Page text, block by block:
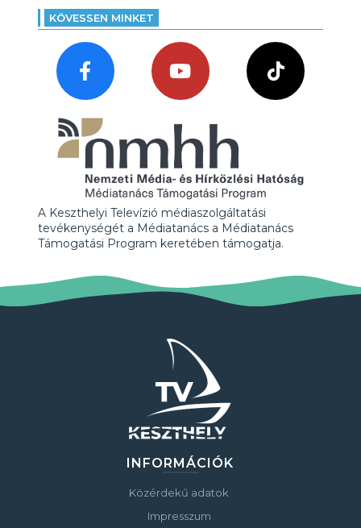
KÖVESSEN MINKET
A Keszthelyi Televízió médiaszolgáltatási
tevékenységét a Médiatanács a Médiatanács
Támogatási Program keretében támogatja.
INFORMÁCIÓK
Közérdekű adatok
Impresszum